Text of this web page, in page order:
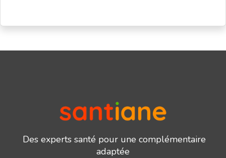
Des experts santé pour une complémentaire
adaptée